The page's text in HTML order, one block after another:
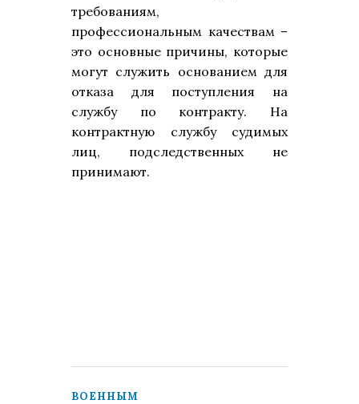
требованиям,
профессиональным качествам –
это основные причины, которые
могут служить основанием для
отказа для поступления на
службу по контракту. На
контрактную службу судимых
лиц, подследственных не
принимают.
ВОЕННЫМ